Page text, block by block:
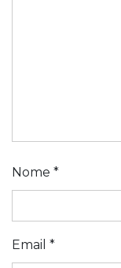
Nome *
Email *